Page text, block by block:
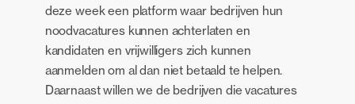
deze week een platform waar bedrijven hun
noodvacatures kunnen achterlaten en
kandidaten en vrijwilligers zich kunnen
aanmelden om al dan niet betaald te helpen.
Daarnaast willen we de bedrijven die vacatures